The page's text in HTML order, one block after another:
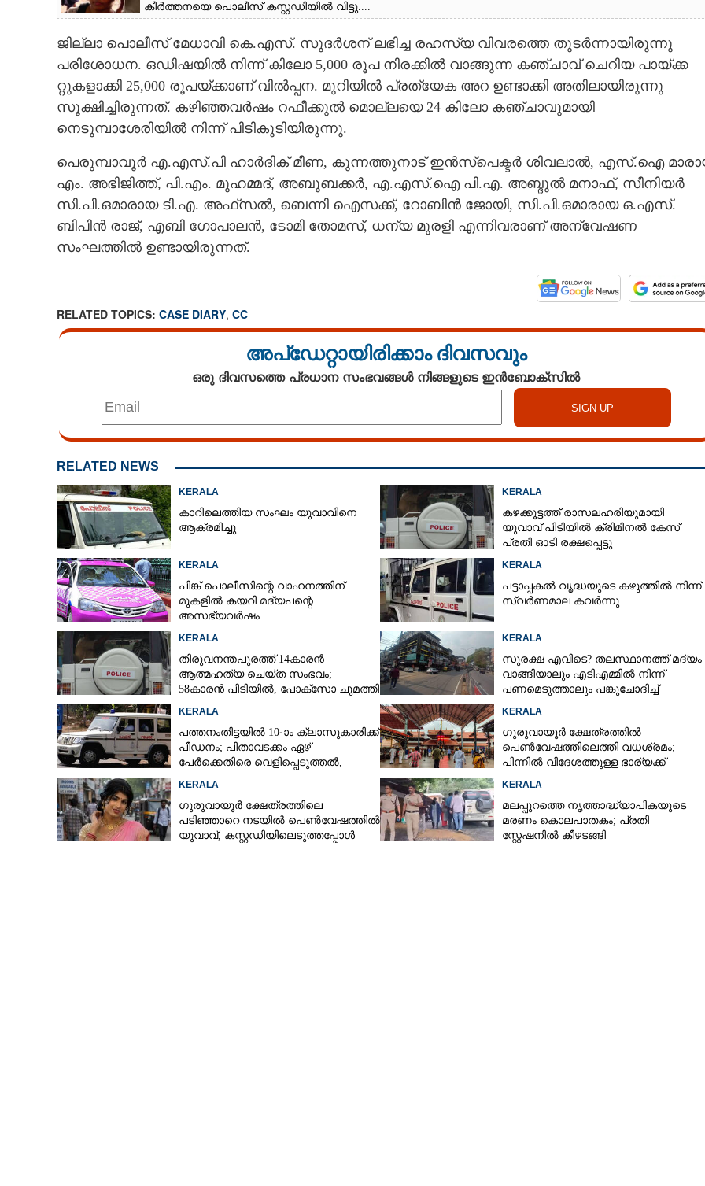
CONTACT US
കീർത്തനയെ പൊലീസ് കസ്റ്റഡിയിൽ വിട്ടു....
ജില്ലാ പൊലീസ് മേധാവി കെ.എസ്. സുദർശന് ലഭിച്ച രഹസ്യ വിവരത്തെ തുടർന്നായിരുന്നു
പരിശോധന. ഒഡിഷയിൽ നിന്ന് കിലോ 5,000 രൂപ നിരക്കിൽ വാങ്ങുന്ന കഞ്ചാവ് ചെറിയ പായ്‌ക്ക​
റ്റുകളാക്കി 25,000 രൂപയ്‌ക്കാണ് വിൽപ്പന. മുറിയിൽ പ്രത്യേക അറ ഉണ്ടാക്കി അതിലായിരുന്നു
സൂക്ഷിച്ചിരുന്നത്. കഴിഞ്ഞവർഷം റഫീക്കുൽ മൊല്ലയെ 24 കിലോ കഞ്ചാവുമായി
നെടുമ്പാശേരിയിൽ നിന്ന് പിടികൂടിയിരുന്നു.
പെരുമ്പാവൂർ എ.എസ്.പി ഹാർദിക് മീണ, കുന്നത്തുനാട് ഇൻസ്‌പെക്ടർ ശിവലാൽ, എസ്.ഐ
എം. അഭിജിത്ത്, പി.എം. മുഹമ്മദ്, അബൂബക്കർ, എ.എസ്.ഐ പി.എ. അബ്ദുൽ മനാഫ്, സീനിയർ
സി.പി.ഒമാരായ ടി.എ. അഫ്‌സൽ, ബെന്നി ഐസക്ക്, റോബിൻ ജോയി, സി.പി.ഒമാരായ ഒ.എസ്.
ബിപിൻ രാജ്, എബി ഗോപാലൻ, ടോമി തോമസ്, ധന്യ മുരളി എന്നിവരാണ് അന്വേഷണ
സംഘത്തിൽ ഉണ്ടായിരുന്നത്.
RELATED TOPICS: CASE DIARY, CC
അപ്ഡേറ്റായിരിക്കാം ദിവസവും
ഒരു ദിവസത്തെ പ്രധാന സംഭവങ്ങൾ നിങ്ങളുടെ ഇൻബോക്സിൽ
RELATED NEWS
KERALA
കാറിലെത്തിയ സംഘം യുവാവിനെ
ആക്രമിച്ചു
KERALA
കഴക്കൂട്ടത്ത് രാസലഹരിയുമായി
യുവാവ് പിടിയിൽ ക്രിമിനൽ കേസ്
പ്രതി ഓടി രക്ഷപ്പെട്ടു
KERALA
പിങ്ക് പൊലീസിന്റെ വാഹനത്തിന്
മുകളിൽ കയറി മദ്യപന്റെ
അസഭ്യവ‌ർഷം
KERALA
പട്ടാപ്പകൽ വൃദ്ധയുടെ കഴുത്തിൽ നിന്ന്
സ്വർണമാല കവർന്നു
KERALA
തിരുവനന്തപുരത്ത് 14കാരൻ
ആത്മഹത്യ ചെയ്ത സംഭവം;
58കാരൻ പിടിയിൽ, പോക്‌സോ ചുമത്തി
KERALA
സുരക്ഷ എവിടെ?​ തലസ്ഥാനത്ത് മദ്യം
വാങ്ങിയാലും എടിഎമ്മിൽ നിന്ന്
പണമെടുത്താലും പങ്കുചോദിച്ച്
KERALA
പത്തനംതിട്ടയിൽ 10-ാം ക്ലാസുകാരിക്ക്
പീഡനം; പിതാവടക്കം ഏഴ്
പേർക്കെതിരെ വെളിപ്പെടുത്തൽ,
KERALA
ഗുരുവായൂർ ക്ഷേത്രത്തിൽ
പെൺവേഷത്തിലെത്തി വധശ്രമം;
പിന്നിൽ വിദേശത്തുള്ള ഭാര്യക്ക്
KERALA
ഗുരുവായൂർ ക്ഷേത്രത്തിലെ
പടിഞ്ഞാറെ നടയിൽ പെൺവേഷത്തിൽ
യുവാവ്,​ കസ്റ്റഡിയിലെടുത്തപ്പോൾ
KERALA
മലപ്പുറത്തെ നൃത്താദ്ധ്യാപികയുടെ
മരണം കൊലപാതകം; പ്രതി
സ്റ്റേഷനിൽ കീഴടങ്ങി
19 കിലോ കഞ്ചാവുമായി ബംഗാൾ
സ്വദേശികൾ പിടിയിൽ